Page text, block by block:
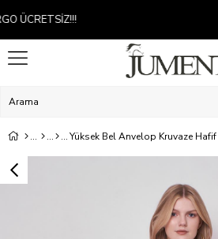
Yüksek Bel Anvelop Kruvaze